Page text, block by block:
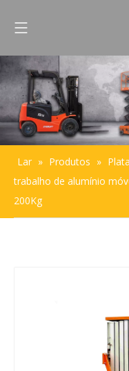
Lar » Produtos »
trabalho de alumínio
200Kg